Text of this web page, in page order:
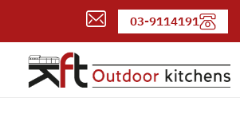
03-9114191